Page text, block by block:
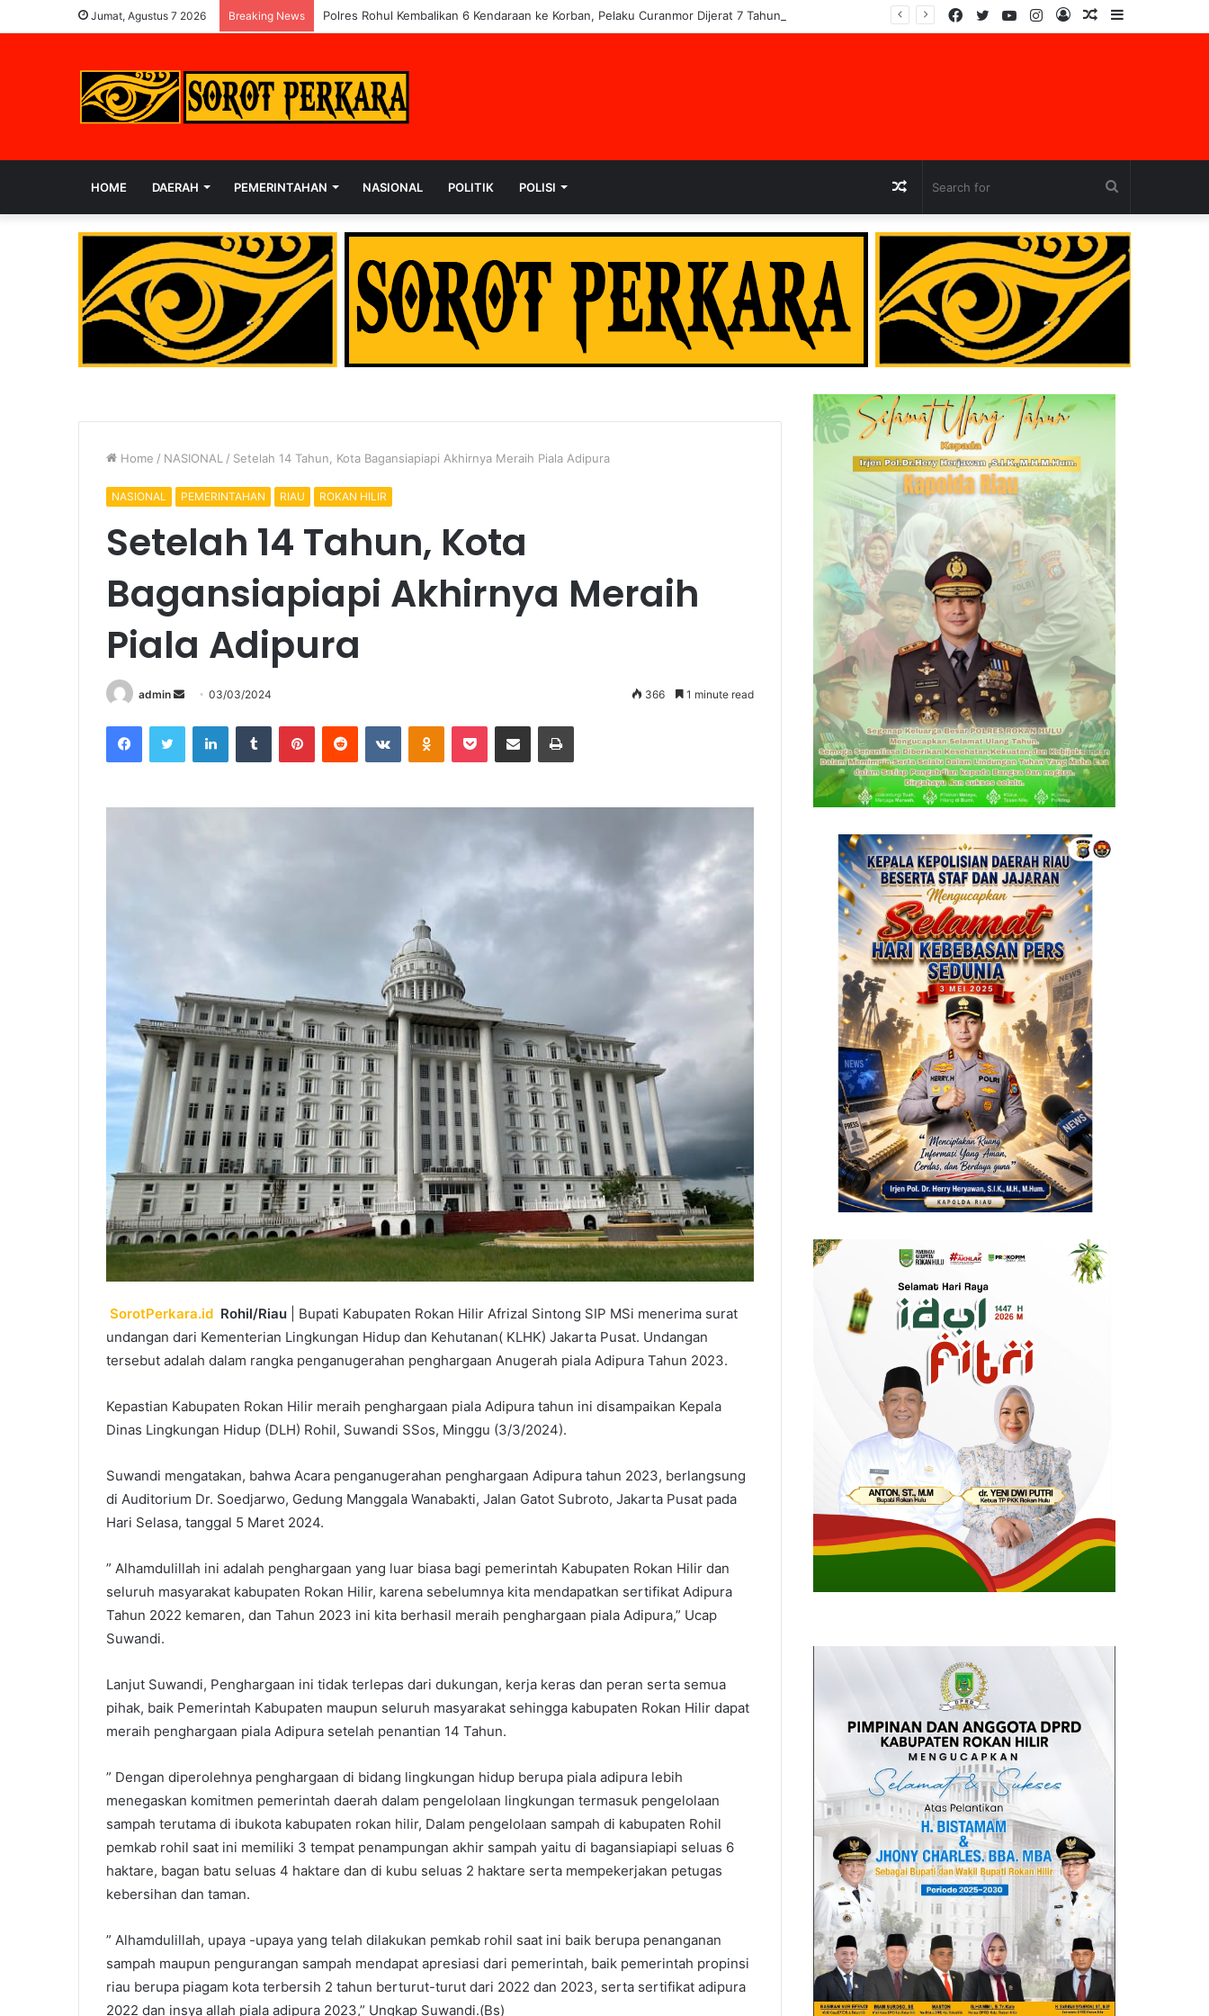
Jumat, Agustus 7 2026 Breaking News Polres Rohul Kembalikan 6 Kendaraan ke Korban, Pelaku Curanmor Dijerat 7 Tahun Penjara Sidebar
Random
Log
Instagram
YouTube
Twitter
Facebook
HOME DAERAH PEMERINTAHAN NASIONAL POLITIK POLISI
for
Random
Article
Home / NASIONAL / Setelah 14 Tahun, Kota Bagansiapiapi Akhirnya Meraih Piala Adipura
NASIONAL PEMERINTAHAN RIAU ROKAN HILIR
Setelah 14 Tahun, Kota
Bagansiapiapi Akhirnya Meraih
Piala Adipura
admin
Send
email
03/03/2024 366 1 minute read
FacebookTwitter LinkedInTumblr PinterestReddit VKontakteOdnoklassniki
Pocket Share via Email Print
SorotPerkara.id Rohil/Riau
| Bupati Kabupaten Rokan Hilir Afrizal Sintong SIP MSi menerima surat
undangan dari Kementerian Lingkungan Hidup dan Kehutanan( KLHK) Jakarta Pusat. Undangan
tersebut adalah dalam rangka penganugerahan penghargaan Anugerah piala Adipura Tahun 2023.
Kepastian Kabupaten Rokan Hilir meraih penghargaan piala Adipura tahun ini disampaikan Kepala
Dinas Lingkungan Hidup (DLH) Rohil, Suwandi SSos, Minggu (3/3/2024).
Suwandi mengatakan, bahwa Acara penganugerahan penghargaan Adipura tahun 2023, berlangsung
di Auditorium Dr. Soedjarwo, Gedung Manggala Wanabakti, Jalan Gatot Subroto, Jakarta Pusat pada
Hari Selasa, tanggal 5 Maret 2024.
” Alhamdulillah ini adalah penghargaan yang luar biasa bagi pemerintah Kabupaten Rokan Hilir dan
seluruh masyarakat kabupaten Rokan Hilir, karena sebelumnya kita mendapatkan sertifikat Adipura
Tahun 2022 kemaren, dan Tahun 2023 ini kita berhasil meraih penghargaan piala Adipura,” Ucap
Suwandi.
Lanjut Suwandi, Penghargaan ini tidak terlepas dari dukungan, kerja keras dan peran serta semua
pihak, baik Pemerintah Kabupaten maupun seluruh masyarakat sehingga kabupaten Rokan Hilir dapat
meraih penghargaan piala Adipura setelah penantian 14 Tahun.
” Dengan diperolehnya penghargaan di bidang lingkungan hidup berupa piala adipura lebih
menegaskan komitmen pemerintah daerah dalam pengelolaan lingkungan termasuk pengelolaan
sampah terutama di ibukota kabupaten rokan hilir, Dalam pengelolaan sampah di kabupaten Rohil
pemkab rohil saat ini memiliki 3 tempat penampungan akhir sampah yaitu di bagansiapiapi seluas 6
haktare, bagan batu seluas 4 haktare dan di kubu seluas 2 haktare serta mempekerjakan petugas
kebersihan dan taman.
” Alhamdulillah, upaya -upaya yang telah dilakukan pemkab rohil saat ini baik berupa penanganan
sampah maupun pengurangan sampah mendapat apresiasi dari pemerintah, baik pemerintah propinsi
riau berupa piagam kota terbersih 2 tahun berturut-turut dari 2022 dan 2023, serta sertifikat adipura
2022 dan insya allah piala adipura 2023,” Ungkap Suwandi.(Bs)